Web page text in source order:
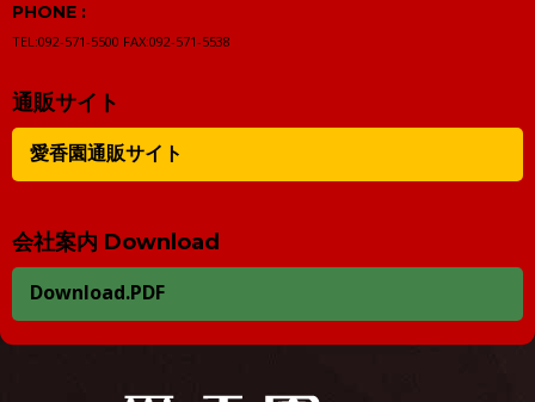
PHONE :
TEL:092-571-5500 FAX:092-571-5538
通販サイト
愛香園通販サイト
会社案内 Download
Download.PDF